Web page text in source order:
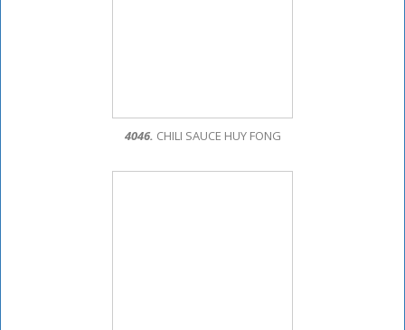
4046. CHILI SAUCE HUY FONG